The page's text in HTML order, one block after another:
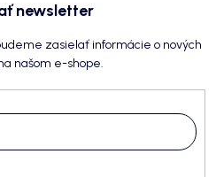
newsletter
zasielať informácie o nových
našom e-shope.